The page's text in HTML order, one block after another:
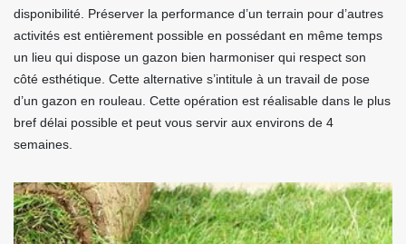
disponibilité. Préserver la performance d’un terrain pour d’autres
activités est entièrement possible en possédant en même temps
un lieu qui dispose un gazon bien harmoniser qui respect son
côté esthétique. Cette alternative s’intitule à un travail de pose
d’un gazon en rouleau. Cette opération est réalisable dans le plus
bref délai possible et peut vous servir aux environs de 4
semaines.